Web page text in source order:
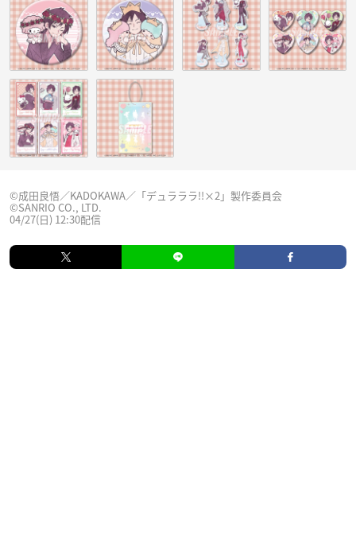
©成田良悟／KADOKAWA／「デュラララ!!×2」製作委員会
©SANRIO CO., LTD.
04/27(日) 12:30配信